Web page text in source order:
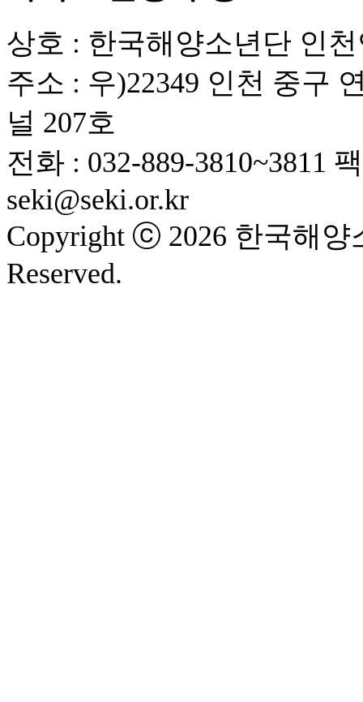
상호 : 한국해양소년단 인
주소 : 우)22349 인천 중구
널 207호
전화 : 032-889-3810~3811
seki@seki.or.kr
Copyright ⓒ 2026 한국해
Reserved.